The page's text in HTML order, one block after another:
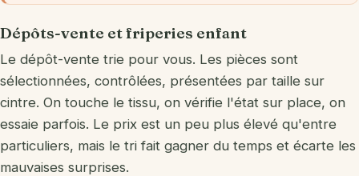
Dépôts-vente et friperies enfant
Le dépôt-vente trie pour vous. Les pièces sont
sélectionnées, contrôlées, présentées par taille sur
cintre. On touche le tissu, on vérifie l'état sur place, on
essaie parfois. Le prix est un peu plus élevé qu'entre
particuliers, mais le tri fait gagner du temps et écarte les
mauvaises surprises.